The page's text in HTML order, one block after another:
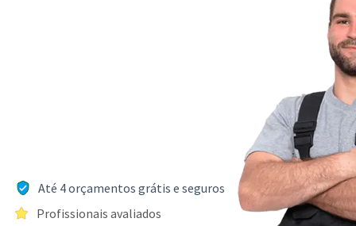
Até 4 orçamentos grátis e seguros
Profissionais avaliados